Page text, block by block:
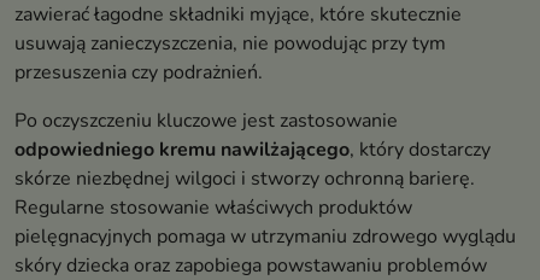
zawierać łagodne składniki myjące, które skutecznie
usuwają zanieczyszczenia, nie powodując przy tym
przesuszenia czy podrażnień.
Po oczyszczeniu kluczowe jest zastosowanie
odpowiedniego kremu nawilżającego, który dostarczy
skórze niezbędnej wilgoci i stworzy ochronną barierę.
Regularne stosowanie właściwych produktów
pielęgnacyjnych pomaga w utrzymaniu zdrowego wyglądu
skóry dziecka oraz zapobiega powstawaniu problemów